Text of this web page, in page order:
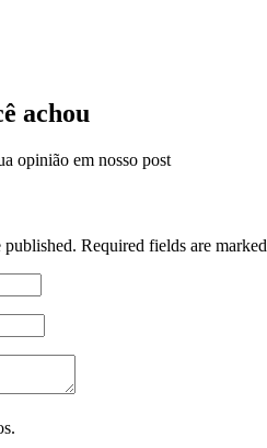
achou
opinião em nosso post
published. Required fields are marked